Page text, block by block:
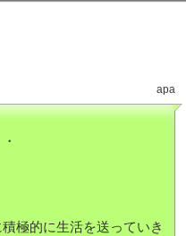
apa
極的に生活を送っていき